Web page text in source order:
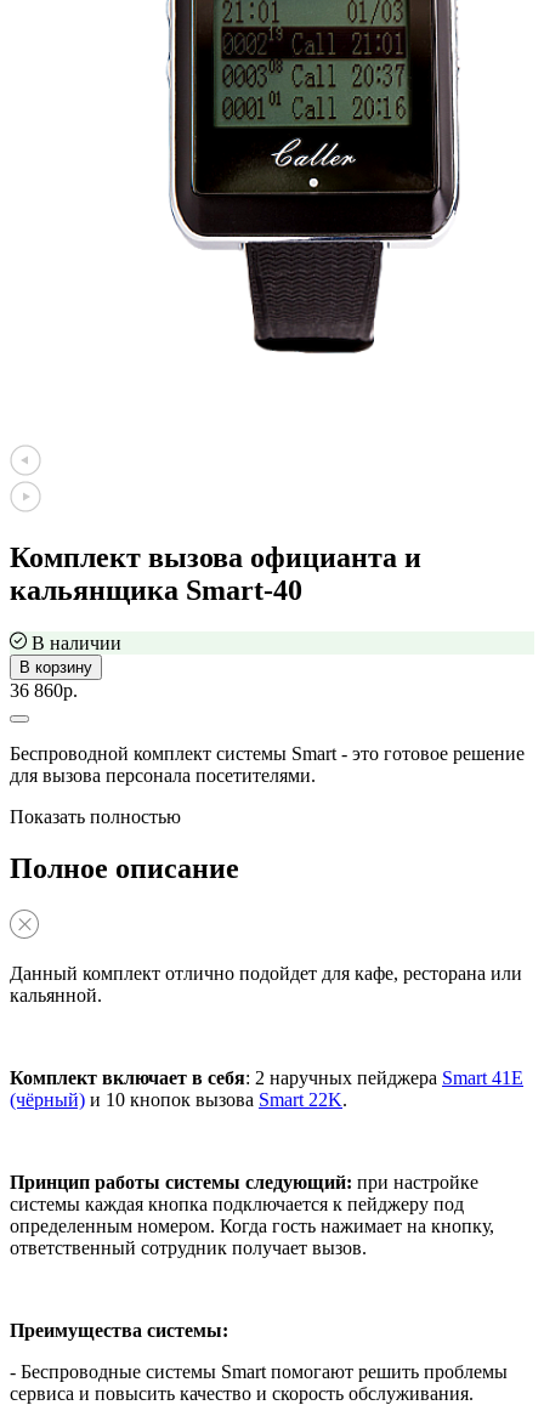
Комплект вызова официанта и
кальянщика Smart-40
В наличии
В корзину
36 860р.
Беспроводной комплект системы Smart - это готовое решение
для вызова персонала посетителями.
Показать полностью
Полное описание
Данный комплект отлично подойдет для кафе, ресторана или
кальянной.
Комплект включает в себя: 2 наручных пейджера Smart 41E
(чёрный) и 10 кнопок вызова Smart 22K.
Принцип работы системы следующий: при настройке
системы каждая кнопка подключается к пейджеру под
определенным номером. Когда гость нажимает на кнопку,
ответственный сотрудник получает вызов.
Преимущества системы:
- Беспроводные системы Smart помогают решить проблемы
сервиса и повысить качество и скорость обслуживания.